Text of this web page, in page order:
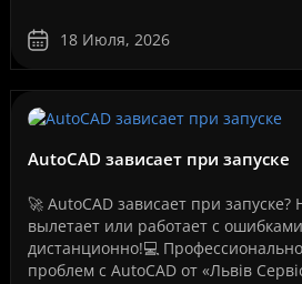
сервисный центр и без ожидания..
18 Июля, 2026
AutoCAD зависает при запуске
🚀 AutoCAD зависает при запуске?
вылетает или работает с
дистанционно!💻
проблем с AutoCAD от «Львів